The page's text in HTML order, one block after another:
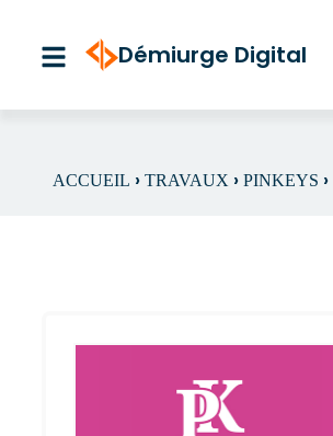
contenu
Démiurge Digital
ACCUEIL › TRAVAUX › PINKEYS ›